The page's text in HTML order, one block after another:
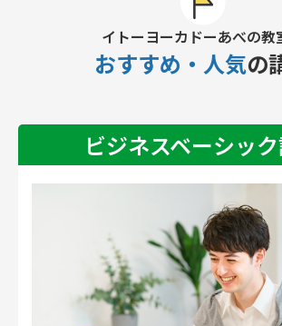
イトーヨーカドーあべの教
おすすめ・人気の
ビジネスベーシッ